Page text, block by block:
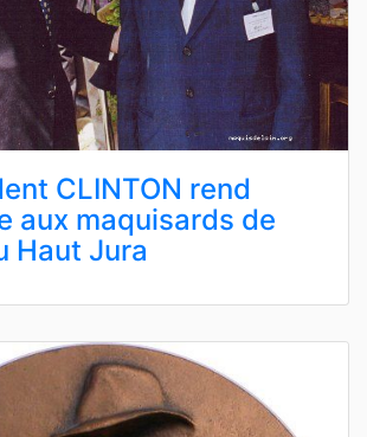
CLINTON rend
aux maquisards de
Haut Jura